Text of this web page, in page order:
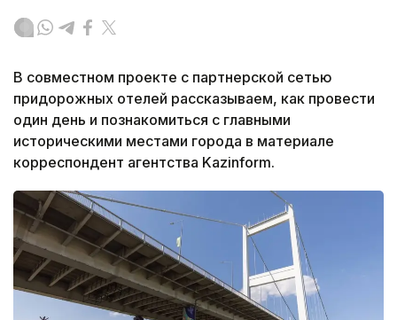
В совместном проекте с партнерской сетью
придорожных отелей рассказываем, как провести
один день и познакомиться с главными
историческими местами города в материале
корреспондент агентства Kazinform.